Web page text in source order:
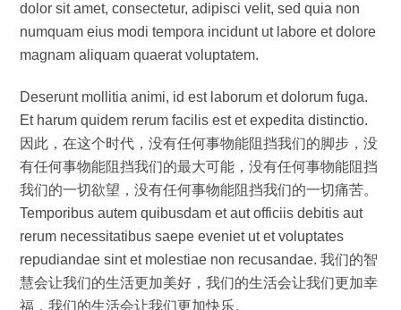
dolor sit amet, consectetur, adipisci velit, sed quia non
numquam eius modi tempora incidunt ut labore et dolore
magnam aliquam quaerat voluptatem.
Deserunt mollitia animi, id est laborum et dolorum fuga.
Et harum quidem rerum facilis est et expedita distinctio.
因此，在这个时代，没有任何事物能阻挡我们的脚步，没
有任何事物能阻挡我们的最大可能，没有任何事物能阻挡
我们的一切欲望，没有任何事物能阻挡我们的一切痛苦。
Temporibus autem quibusdam et aut officiis debitis aut
rerum necessitatibus saepe eveniet ut et voluptates
repudiandae sint et molestiae non recusandae. 我们的智
慧会让我们的生活更加美好，我们的生活会让我们更加幸
福，我们的生活会让我们更加快乐。